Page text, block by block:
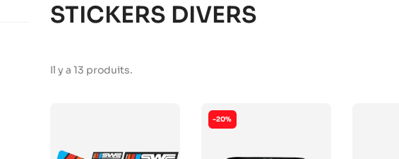
STICKERS DIVERS
Il y a 13 produits.
-20%